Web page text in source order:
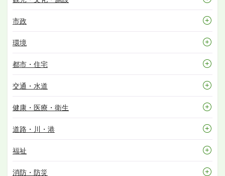
市政
環境
都市・住宅
交通・水道
健康・医療・衛生
道路・川・港
福祉
消防・防災